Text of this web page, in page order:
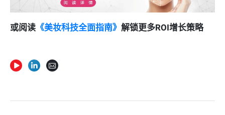
或阅读 《美妆科技全面指南》 解锁更多ROI增长策略